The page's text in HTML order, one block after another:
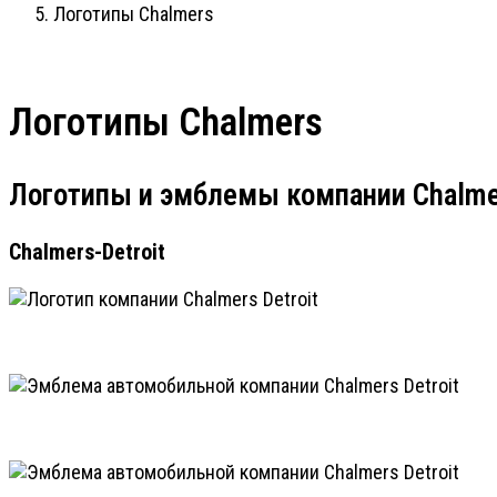
Логотипы Chalmers
Логотипы Chalmers
Логотипы и эмблемы компании
Chalmers-Detroit